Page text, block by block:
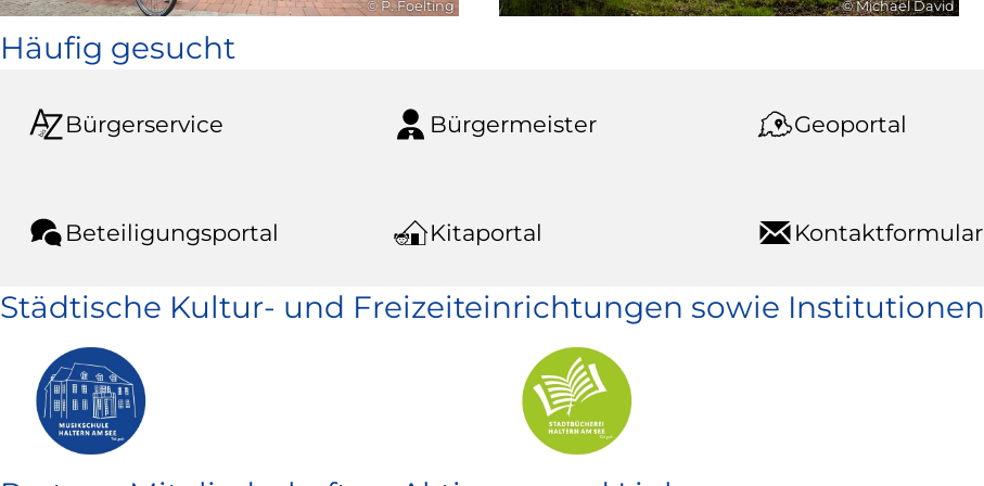
© P. Foelting © Michael David
Häufig gesucht
Bürgerservice Bürgermeister Geoportal
Beteiligungsportal Kitaportal Kontaktformular
Städtische Kultur- und Freizeiteinrichtungen sowie Institutionen